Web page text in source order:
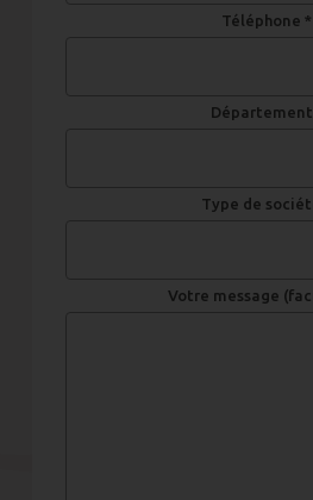
Téléphone *
Type de
Votre message